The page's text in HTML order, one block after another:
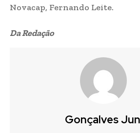
Novacap, Fernando Leite.
Da Redação
Gonçalves